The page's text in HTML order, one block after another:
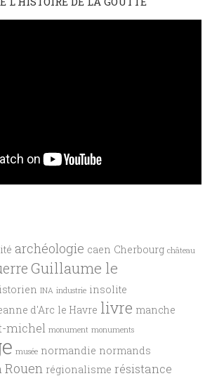
archéologie caen Cherbourg château
Guillaume le
INA industrie insolite
d'Arc le Havre livre manche
michel monument monuments
musée normandie normands
Rouen régionalisme résistance